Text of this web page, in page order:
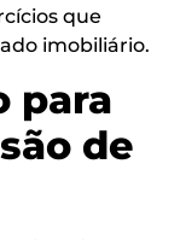
que
imobiliário.
para
de